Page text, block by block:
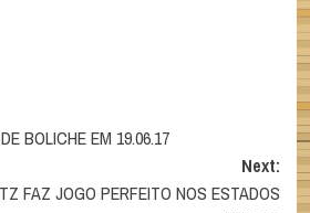
BOLICHE EM 19.06.17
Next:
FAZ JOGO PERFEITO NOS ESTADOS